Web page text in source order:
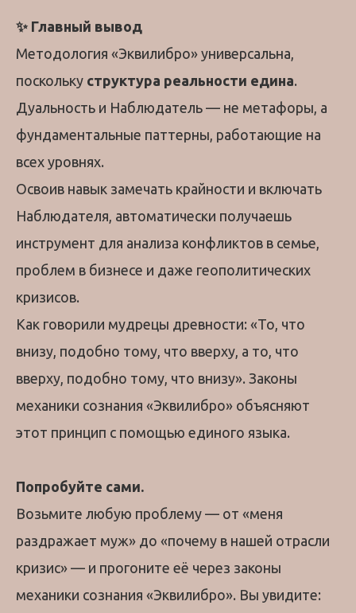
✨ Главный вывод
Методология «Эквилибро» универсальна,
поскольку структура реальности едина.
Дуальность и Наблюдатель — не метафоры, а
фундаментальные паттерны, работающие на
всех уровнях.
Освоив навык замечать крайности и включать
Наблюдателя, автоматически получаешь
инструмент для анализа конфликтов в семье,
проблем в бизнесе и даже геополитических
кризисов.
Как говорили мудрецы древности: «То, что
внизу, подобно тому, что вверху, а то, что
вверху, подобно тому, что внизу». Законы
механики сознания «Эквилибро» объясняют
этот принцип с помощью единого языка.
Попробуйте сами.
Возьмите любую проблему — от «меня
раздражает муж» до «почему в нашей отрасли
кризис» — и прогоните её через законы
механики сознания «Эквилибро». Вы увидите: